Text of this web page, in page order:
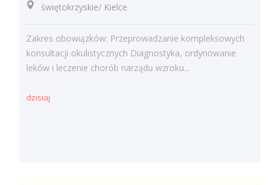
świętokrzyskie/ Kielce
Zakres obowiązków: Przeprowadzanie kompleksowych
konsultacji okulistycznych Diagnostyka, ordynowanie
leków i leczenie chorób narządu wzroku...
dzisiaj